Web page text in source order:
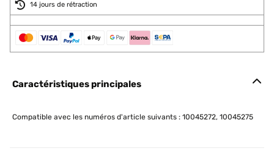
14 jours de rétraction
Caractéristiques principales
Compatible avec les numéros d'article suivants : 10045272, 10045275